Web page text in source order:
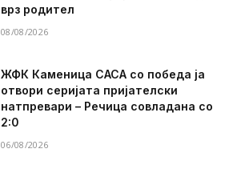
врз родител
08/08/2026
ЖФК Каменица САСА со победа ја
отвори серијата пријателски
натпревари – Речица совладана со
2:0
06/08/2026